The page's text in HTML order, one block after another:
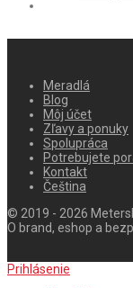
Meradlá
Blog
Môj účet
Zľavy a ponuky
Spolupráca
Potrebujete
Kontakt
Čeština
© 2019 - 2026
O brand, eshop a
Prihlásenie